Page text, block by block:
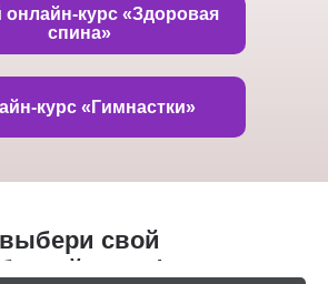
курс «Здоровая
спина»
курс «Гимнастки»
выбери свой
марафон